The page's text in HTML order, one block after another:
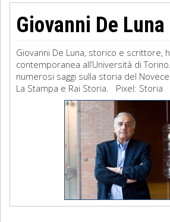
Giovanni De Luna
Giovanni De Luna, storico e scrittore,
contemporanea all’Università di
numerosi saggi sulla storia del
La Stampa e Rai Storia. Pixel: Storia